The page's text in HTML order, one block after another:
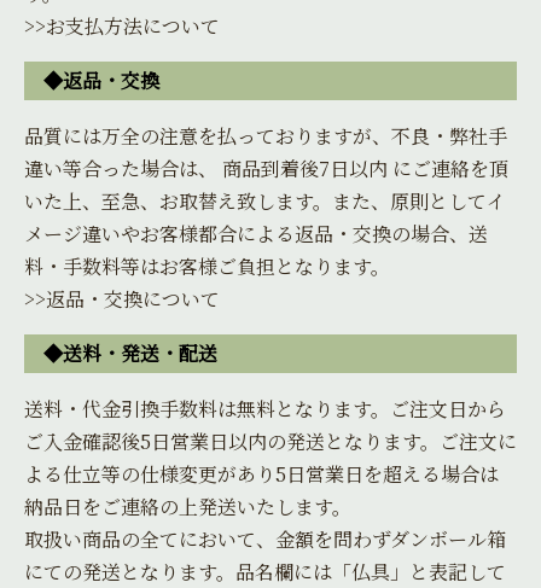
>>お支払方法について
◆返品・交換
品質には万全の注意を払っておりますが、不良・弊社手
違い等合った場合は、 商品到着後7日以内 にご連絡を頂
いた上、至急、お取替え致します。また、原則としてイ
メージ違いやお客様都合による返品・交換の場合、送
料・手数料等はお客様ご負担となります。
>>返品・交換について
◆送料・発送・配送
送料・代金引換手数料は無料となります。ご注文日から
ご入金確認後5日営業日以内の発送となります。ご注文に
よる仕立等の仕様変更があり5日営業日を超える場合は
納品日をご連絡の上発送いたします。
取扱い商品の全てにおいて、金額を問わずダンボール箱
にての発送となります。品名欄には「仏具」と表記して